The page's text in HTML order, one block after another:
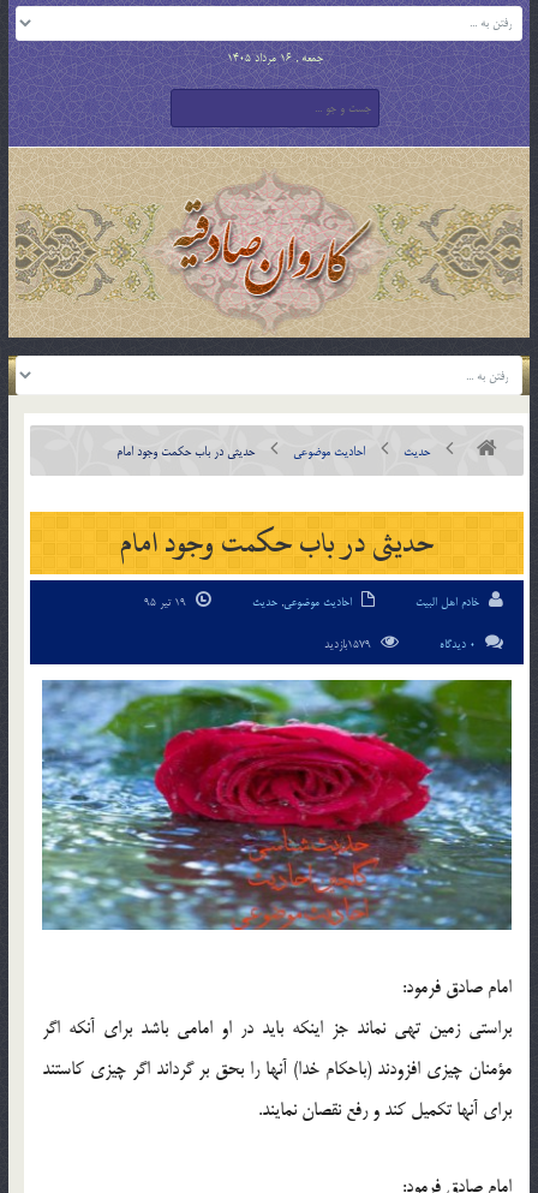
جمعه , 16 مرداد 1405
حدیث احادیث موضوعی حدیثی در باب حکمت وجود امام
حدیثی در باب حکمت وجود امام
خادم اهل البیت احادیث موضوعی, حدیث
0 دیدگاه
امام صادق فرمود:
براستی زمین تهی نماند جز اینکه باید در او امامی باشد برای آنکه اگر
مؤمنان چیزی افزودند (باحکام خدا) آنها را بحق بر گرداند اگر چیزی کاستند
برای آنها تکمیل کند و رفع نقصان نمایند.